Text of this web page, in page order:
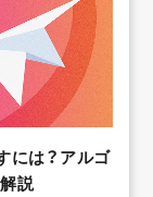
は？アルゴ
説